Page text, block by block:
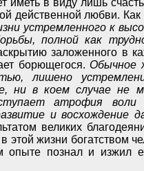
действенной любви.
устремленного к
полной как
заложенного в
борющегося.Обычное
лишено
ни в коем случае не
атрофия воли
и восхождение
великих
этой жизни богатством
опыте познал и